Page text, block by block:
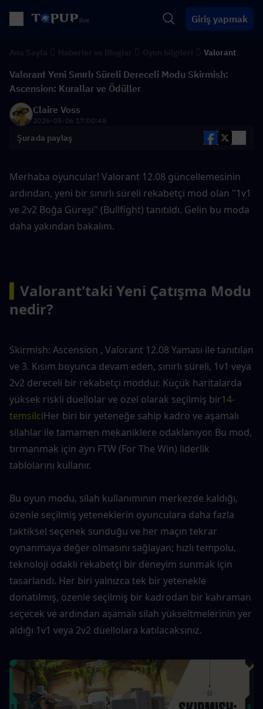
Giriş yapmak
Valorant
Valorant Yeni Sınırlı Süreli Dereceli Modu Skirmish:
Ascension: Kurallar ve Ödüller
Claire Voss
2026-05-06 17:00:48
Şurada paylaş
Merhaba oyuncular! Valorant 12.08 güncellemesinin
ardından, yeni bir sınırlı süreli rekabetçi mod olan "1v1
ve 2v2 Boğa Güreşi" (Bullfight) tanıtıldı. Gelin bu moda
daha yakından bakalım.
Valorant'taki Yeni Çatışma Modu
nedir?
Skirmish: Ascension , Valorant 12.08 Yaması ile tanıtılan
ve 3. Kısım boyunca devam eden, sınırlı süreli, 1v1 veya
2v2 dereceli bir rekabetçi moddur. Küçük haritalarda
yüksek riskli düellolar ve özel olarak seçilmiş bir14-
temsilciHer biri bir yeteneğe sahip kadro ve aşamalı
silahlar ile tamamen mekaniklere odaklanıyor. Bu mod,
tırmanmak için ayrı FTW (For The Win) liderlik
tablolarını kullanır.
Bu oyun modu, silah kullanımının merkezde kaldığı,
özenle seçilmiş yeteneklerin oyunculara daha fazla
taktiksel seçenek sunduğu ve her maçın tekrar
oynanmaya değer olmasını sağlayan; hızlı tempolu,
teknoloji odaklı rekabetçi bir deneyim sunmak için
tasarlandı. Her biri yalnızca tek bir yetenekle
donatılmış, özenle seçilmiş bir kadrodan bir kahraman
seçecek ve ardından aşamalı silah yükseltmelerinin yer
aldığı 1v1 veya 2v2 düellolara katılacaksınız.